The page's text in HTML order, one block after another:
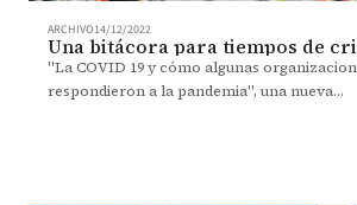
ARCHIVO14/12/2022
Una bitácora para tiempos de
"La COVID 19 y cómo algunas
respondieron a la pandemia", una nueva